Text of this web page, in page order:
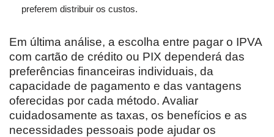
preferem distribuir os custos.
Em última análise, a escolha entre pagar o IPVA
com cartão de crédito ou PIX dependerá das
preferências financeiras individuais, da
capacidade de pagamento e das vantagens
oferecidas por cada método. Avaliar
cuidadosamente as taxas, os benefícios e as
necessidades pessoais pode ajudar os